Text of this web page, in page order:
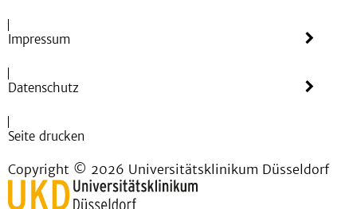
Impressum
Datenschutz
Seite drucken
Copyright © 2026 Universitätsklinikum Düsseldorf